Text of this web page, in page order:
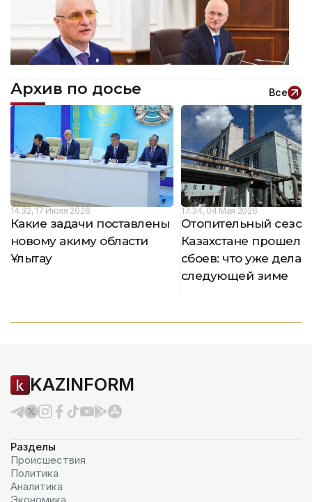
Архив по досье Все
14:32, 17 Июля 2026
Какие задачи поставлены
новому акиму области
Ұлытау
17:34, 04 Мая 2026
Отопительный
Казахстане прошел
сбоев: что уже
следующей зиме
KAZINFORM
Разделы
Происшествия
Политика
Аналитика